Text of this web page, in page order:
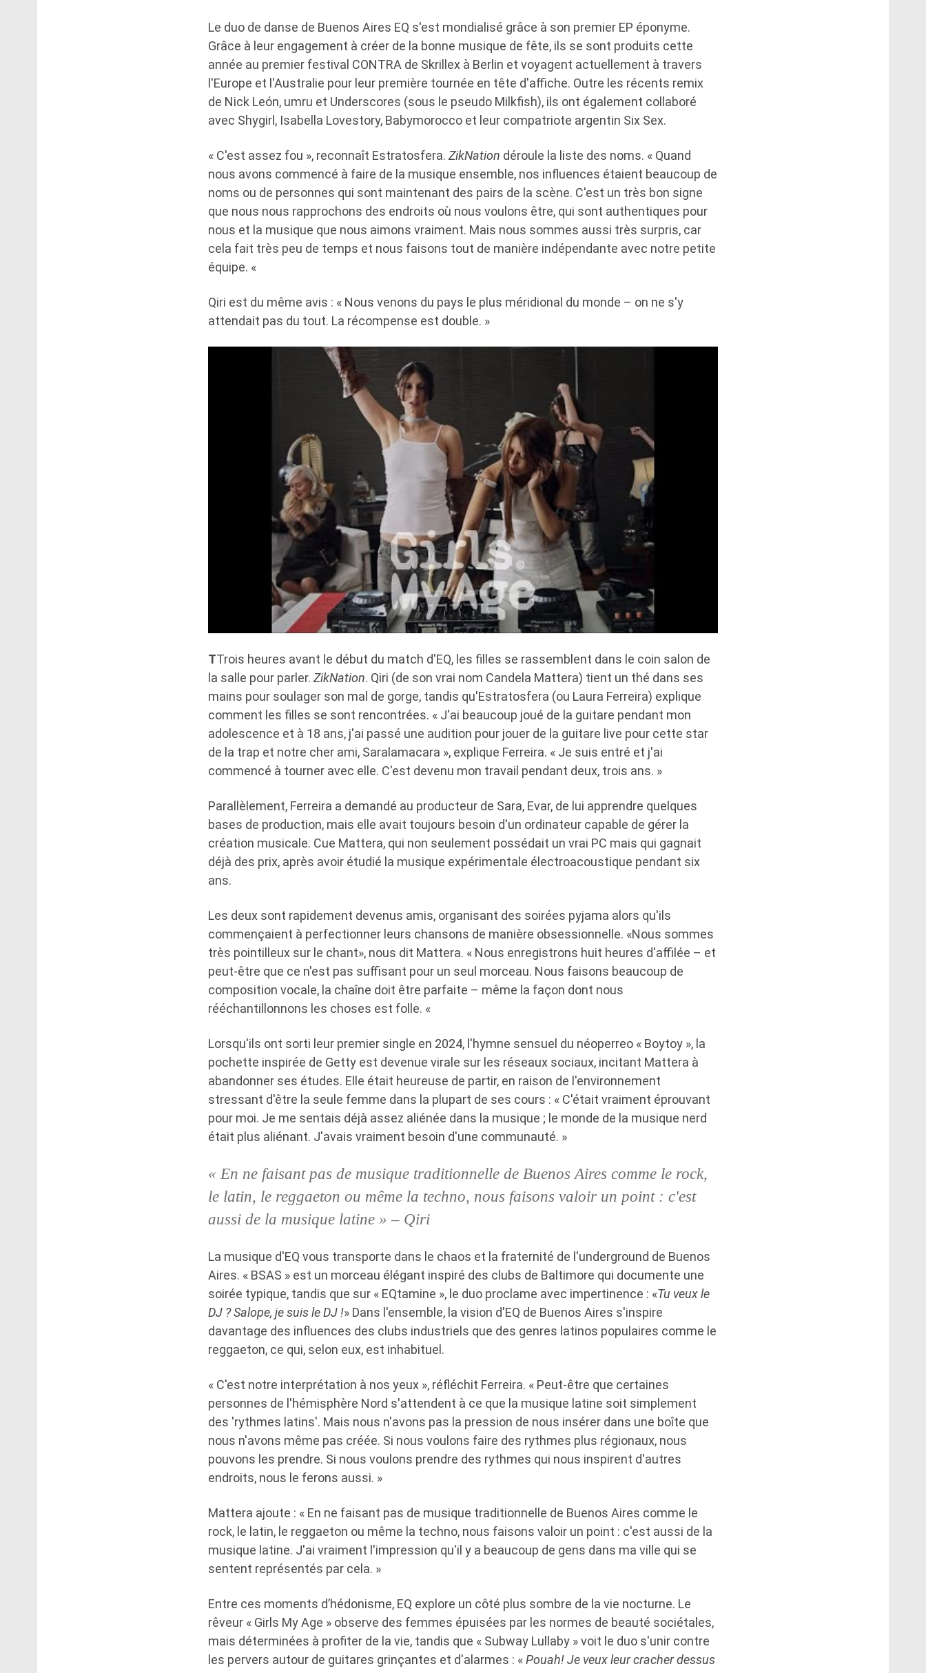
Le duo de danse de Buenos Aires EQ s'est mondialisé grâce à son premier EP éponyme.
Grâce à leur engagement à créer de la bonne musique de fête, ils se sont produits cette
année au premier festival CONTRA de Skrillex à Berlin et voyagent actuellement à travers
l'Europe et l'Australie pour leur première tournée en tête d'affiche. Outre les récents remix
de Nick León, umru et Underscores (sous le pseudo Milkfish), ils ont également collaboré
avec Shygirl, Isabella Lovestory, Babymorocco et leur compatriote argentin Six Sex.
« C'est assez fou », reconnaît Estratosfera. ZikNation déroule la liste des noms. « Quand
nous avons commencé à faire de la musique ensemble, nos influences étaient beaucoup de
noms ou de personnes qui sont maintenant des pairs de la scène. C'est un très bon signe
que nous nous rapprochons des endroits où nous voulons être, qui sont authentiques pour
nous et la musique que nous aimons vraiment. Mais nous sommes aussi très surpris, car
cela fait très peu de temps et nous faisons tout de manière indépendante avec notre petite
équipe. «
Qiri est du même avis : « Nous venons du pays le plus méridional du monde – on ne s'y
attendait pas du tout. La récompense est double. »
TTrois heures avant le début du match d'EQ, les filles se rassemblent dans le coin salon de
la salle pour parler. ZikNation. Qiri (de son vrai nom Candela Mattera) tient un thé dans ses
mains pour soulager son mal de gorge, tandis qu'Estratosfera (ou Laura Ferreira) explique
comment les filles se sont rencontrées. « J'ai beaucoup joué de la guitare pendant mon
adolescence et à 18 ans, j'ai passé une audition pour jouer de la guitare live pour cette star
de la trap et notre cher ami, Saralamacara », explique Ferreira. « Je suis entré et j'ai
commencé à tourner avec elle. C'est devenu mon travail pendant deux, trois ans. »
Parallèlement, Ferreira a demandé au producteur de Sara, Evar, de lui apprendre quelques
bases de production, mais elle avait toujours besoin d'un ordinateur capable de gérer la
création musicale. Cue Mattera, qui non seulement possédait un vrai PC mais qui gagnait
déjà des prix, après avoir étudié la musique expérimentale électroacoustique pendant six
ans.
Les deux sont rapidement devenus amis, organisant des soirées pyjama alors qu'ils
commençaient à perfectionner leurs chansons de manière obsessionnelle. «Nous sommes
très pointilleux sur le chant», nous dit Mattera. « Nous enregistrons huit heures d'affilée – et
peut-être que ce n'est pas suffisant pour un seul morceau. Nous faisons beaucoup de
composition vocale, la chaîne doit être parfaite – même la façon dont nous
rééchantillonnons les choses est folle. «
Lorsqu'ils ont sorti leur premier single en 2024, l'hymne sensuel du néoperreo « Boytoy », la
pochette inspirée de Getty est devenue virale sur les réseaux sociaux, incitant Mattera à
abandonner ses études. Elle était heureuse de partir, en raison de l'environnement
stressant d'être la seule femme dans la plupart de ses cours : « C'était vraiment éprouvant
pour moi. Je me sentais déjà assez aliénée dans la musique ; le monde de la musique nerd
était plus aliénant. J'avais vraiment besoin d'une communauté. »
« En ne faisant pas de musique traditionnelle de Buenos Aires comme le rock,
le latin, le reggaeton ou même la techno, nous faisons valoir un point : c'est
aussi de la musique latine » – Qiri
La musique d'EQ vous transporte dans le chaos et la fraternité de l'underground de Buenos
Aires. « BSAS » est un morceau élégant inspiré des clubs de Baltimore qui documente une
soirée typique, tandis que sur « EQtamine », le duo proclame avec impertinence : «Tu veux le
DJ ? Salope, je suis le DJ !» Dans l'ensemble, la vision d'EQ de Buenos Aires s'inspire
davantage des influences des clubs industriels que des genres latinos populaires comme le
reggaeton, ce qui, selon eux, est inhabituel.
« C'est notre interprétation à nos yeux », réfléchit Ferreira. « Peut-être que certaines
personnes de l'hémisphère Nord s'attendent à ce que la musique latine soit simplement
des 'rythmes latins'. Mais nous n'avons pas la pression de nous insérer dans une boîte que
nous n'avons même pas créée. Si nous voulons faire des rythmes plus régionaux, nous
pouvons les prendre. Si nous voulons prendre des rythmes qui nous inspirent d'autres
endroits, nous le ferons aussi. »
Mattera ajoute : « En ne faisant pas de musique traditionnelle de Buenos Aires comme le
rock, le latin, le reggaeton ou même la techno, nous faisons valoir un point : c'est aussi de la
musique latine. J'ai vraiment l'impression qu'il y a beaucoup de gens dans ma ville qui se
sentent représentés par cela. »
Entre ces moments d’hédonisme, EQ explore un côté plus sombre de la vie nocturne. Le
rêveur « Girls My Age » observe des femmes épuisées par les normes de beauté sociétales,
mais déterminées à profiter de la vie, tandis que « Subway Lullaby » voit le duo s'unir contre
les pervers autour de guitares grinçantes et d'alarmes : «Pouah! Je veux leur cracher dessus